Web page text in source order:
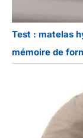
Test : matelas
mémoire de